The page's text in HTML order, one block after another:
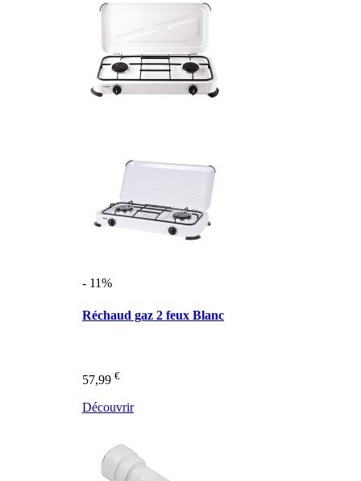
- 11%
Réchaud gaz 2 feux Blanc
57,99 €
Découvrir